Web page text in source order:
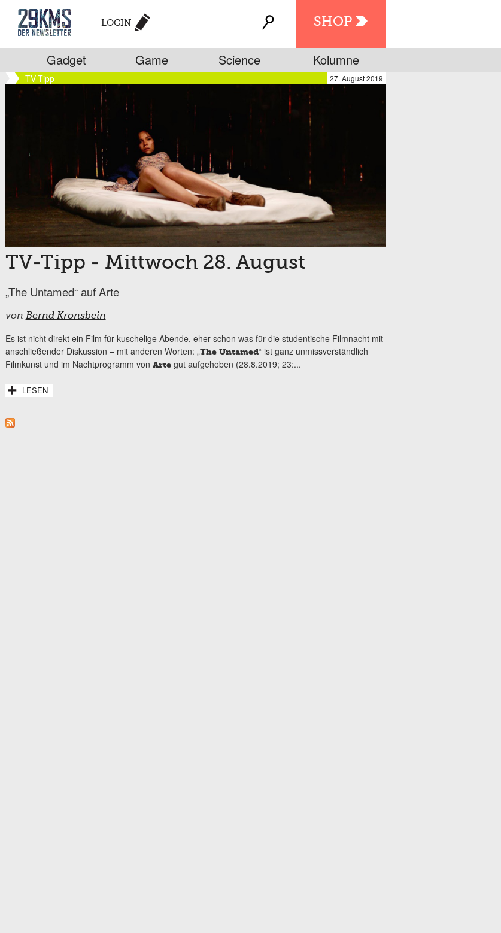
SHOP
LOGIN
Gadget Game Science Kolumne
TV-Tipp 27. August 2019
TV-Tipp - Mittwoch 28. August
„The Untamed“ auf Arte
von Bernd Kronsbein
Es ist nicht direkt ein Film für kuschelige Abende, eher schon was für die studentische Filmnacht mit
anschließender Diskussion – mit anderen Worten: „The Untamed“ ist ganz unmissverständlich
Filmkunst und im Nachtprogramm von Artegut aufgehoben (28.8.2019; 23:...
LESEN